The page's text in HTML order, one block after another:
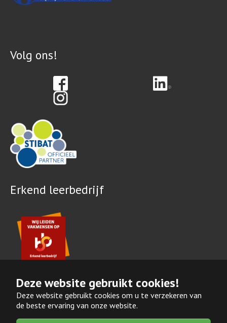
Deze website gebruikt cookies!
Deze website gebruikt cookies om u te verzekeren van
de beste ervaring van onze website.
Volg ons!
Erkend leerbedrijf